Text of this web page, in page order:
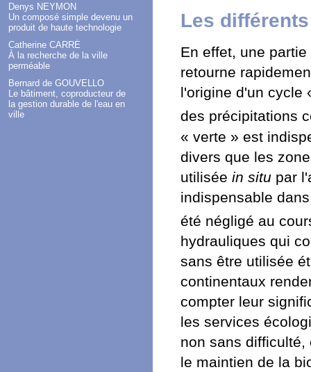
Denys NEYMON
Un composé simple devenu un
produit de haute technologie
Catherine CARRÉ
À la recherche de la ville
perméable
Bernard de GOUVELLO
Le bâtiment, coproducteur de
la gestion durable de l'eau en
ville
Les
En effet, une
retourne
l'origine d'un
des précipitations
« verte » est
divers que les
utilisée in situ par
indispensable
été négligé au
hydrauliques qui
sans être utilisée
continentaux
compter leur
les services
non sans
le maintien de la